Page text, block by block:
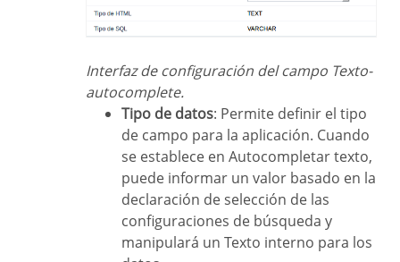
Interfaz de configuración del campo Texto-
autocomplete.
Tipo de datos: Permite definir el tipo
de campo para la aplicación. Cuando
se establece en Autocompletar texto,
puede informar un valor basado en la
declaración de selección de las
configuraciones de búsqueda y
manipulará un Texto interno para los